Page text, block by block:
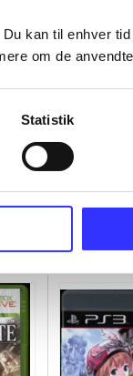
kan til enhver
om de
Statistik